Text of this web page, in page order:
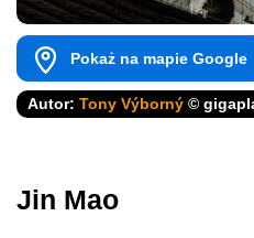
Pokaż na mapie Google
Autor: Tony Výborný ©
Jin Mao